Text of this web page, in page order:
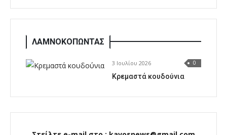
ΛΑΜΝΟΚΟΠΩΝΤΑΣ
3 Ιουλίου 2026 0
Κρεμαστά κουδούνια